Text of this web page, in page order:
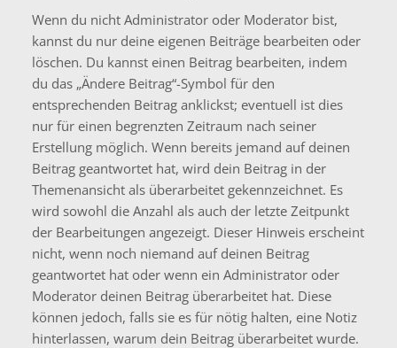
Wenn du nicht Administrator oder Moderator bist,
kannst du nur deine eigenen Beiträge bearbeiten oder
löschen. Du kannst einen Beitrag bearbeiten, indem
du das „Ändere Beitrag“-Symbol für den
entsprechenden Beitrag anklickst; eventuell ist dies
nur für einen begrenzten Zeitraum nach seiner
Erstellung möglich. Wenn bereits jemand auf deinen
Beitrag geantwortet hat, wird dein Beitrag in der
Themenansicht als überarbeitet gekennzeichnet. Es
wird sowohl die Anzahl als auch der letzte Zeitpunkt
der Bearbeitungen angezeigt. Dieser Hinweis erscheint
nicht, wenn noch niemand auf deinen Beitrag
geantwortet hat oder wenn ein Administrator oder
Moderator deinen Beitrag überarbeitet hat. Diese
können jedoch, falls sie es für nötig halten, eine Notiz
hinterlassen, warum dein Beitrag überarbeitet wurde.